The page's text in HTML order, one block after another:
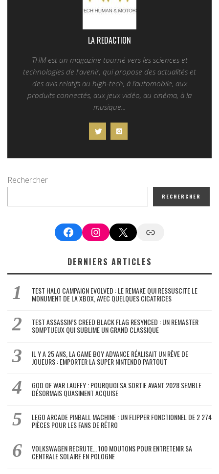
LA REDACTION
THM est un magazine tourné vers les sciences et
technologies de l'avenir, qui propose des actualités et
des avis relatifs au high-tech, à l’automobile, aux
produits connectés, aux jeux vidéo, au cinéma, à la
musique...
Rechercher
RECHERCHER
FacebookInstagram
X Google News
DERNIERS ARTICLES
TEST HALO CAMPAIGN EVOLVED : LE REMAKE QUI RESSUSCITE LE
MONUMENT DE LA XBOX, AVEC QUELQUES CICATRICES
TEST ASSASSIN’S CREED BLACK FLAG RESYNCED : UN REMASTER
SOMPTUEUX QUI SUBLIME UN GRAND CLASSIQUE
IL Y A 25 ANS, LA GAME BOY ADVANCE RÉALISAIT UN RÊVE DE
JOUEURS : EMPORTER LA SUPER NINTENDO PARTOUT
GOD OF WAR LAUFEY : POURQUOI SA SORTIE AVANT 2028 SEMBLE
DÉSORMAIS QUASIMENT ACQUISE
LEGO ARCADE PINBALL MACHINE : UN FLIPPER FONCTIONNEL DE 2 274
PIÈCES POUR LES FANS DE RÉTRO
VOLKSWAGEN RECRUTE… 100 MOUTONS POUR ENTRETENIR SA
CENTRALE SOLAIRE EN POLOGNE